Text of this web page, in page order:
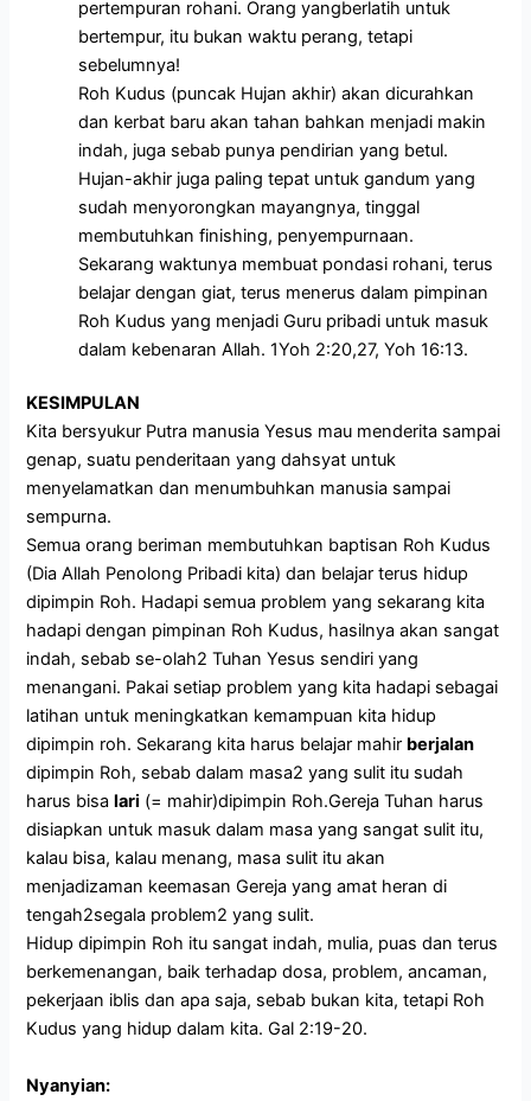
pertempuran rohani. Orang yangberlatih untuk
bertempur, itu bukan waktu perang, tetapi
sebelumnya!
Roh Kudus (puncak Hujan akhir) akan dicurahkan
dan kerbat baru akan tahan bahkan menjadi makin
indah, juga sebab punya pendirian yang betul.
Hujan-akhir juga paling tepat untuk gandum yang
sudah menyorongkan mayangnya, tinggal
membutuhkan finishing, penyempurnaan.
Sekarang waktunya membuat pondasi rohani, terus
belajar dengan giat, terus menerus dalam pimpinan
Roh Kudus yang menjadi Guru pribadi untuk masuk
dalam kebenaran Allah. 1Yoh 2:20,27, Yoh 16:13.
KESIMPULAN
Kita bersyukur Putra manusia Yesus mau menderita sampai
genap, suatu penderitaan yang dahsyat untuk
menyelamatkan dan menumbuhkan manusia sampai
sempurna.
Semua orang beriman membutuhkan baptisan Roh Kudus
(Dia Allah Penolong Pribadi kita) dan belajar terus hidup
dipimpin Roh. Hadapi semua problem yang sekarang kita
hadapi dengan pimpinan Roh Kudus, hasilnya akan sangat
indah, sebab se-olah2 Tuhan Yesus sendiri yang
menangani. Pakai setiap problem yang kita hadapi sebagai
latihan untuk meningkatkan kemampuan kita hidup
dipimpin roh. Sekarang kita harus belajar mahir berjalan
dipimpin Roh, sebab dalam masa2 yang sulit itu sudah
harus bisa lari (= mahir)dipimpin Roh.Gereja Tuhan harus
disiapkan untuk masuk dalam masa yang sangat sulit itu,
kalau bisa, kalau menang, masa sulit itu akan
menjadizaman keemasan Gereja yang amat heran di
tengah2segala problem2 yang sulit.
Hidup dipimpin Roh itu sangat indah, mulia, puas dan terus
berkemenangan, baik terhadap dosa, problem, ancaman,
pekerjaan iblis dan apa saja, sebab bukan kita, tetapi Roh
Kudus yang hidup dalam kita. Gal 2:19-20.
Nyanyian: